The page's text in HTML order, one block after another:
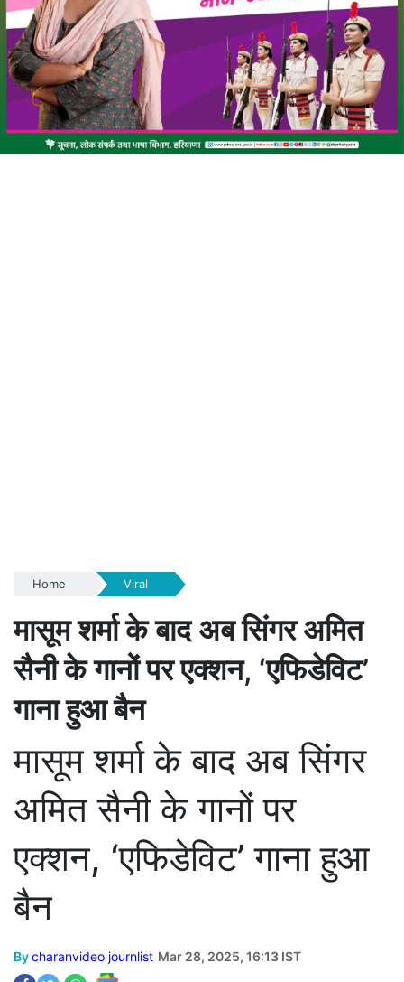
Home Viral
मासूम शर्मा के बाद अब सिंगर अमित
सैनी के गानों पर एक्शन, ‘एफिडेविट’
गाना हुआ बैन
मासूम शर्मा के बाद अब सिंगर
अमित सैनी के गानों पर
एक्शन, ‘एफिडेविट’ गाना हुआ
बैन
Bycharanvideo journlist Mar 28, 2025, 16:13 IST